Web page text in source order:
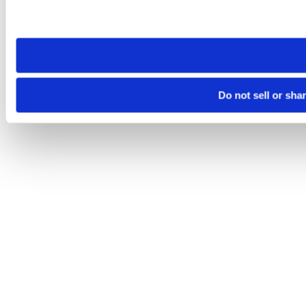
need to be set again.
Do not sell or